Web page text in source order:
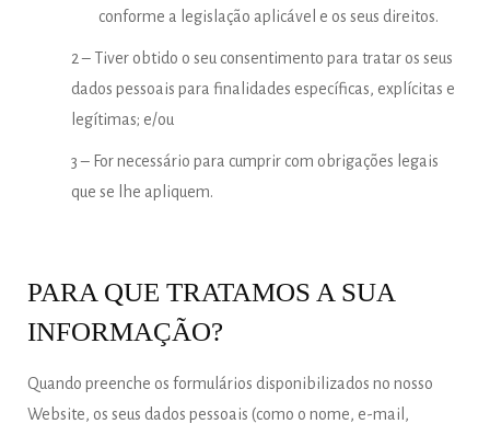
conforme a legislação aplicável e os seus direitos.
2 – Tiver obtido o seu consentimento para tratar os seus
dados pessoais para finalidades específicas, explícitas e
legítimas; e/ou
3 – For necessário para cumprir com obrigações legais
que se lhe apliquem.
PARA QUE TRATAMOS A SUA
INFORMAÇÃO?
Quando preenche os formulários disponibilizados no nosso
Website, os seus dados pessoais (como o nome, e-mail,